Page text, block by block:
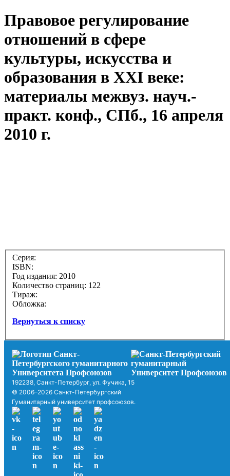
Правовое регулирование
отношений в сфере
культуры, искусства и
образования в XXI веке:
материалы межвуз. науч.-
практ. конф., СПб., 16 апреля
2010 г.
Серия:
ISBN:
Год издания: 2010
Количество страниц: 122
Тираж:
Обложка:
Вернуться к списку
192238, Санкт-Петербург, ул. Фучика, 15
© 2006–2026 Санкт-Петербургский
Гуманитарный университет профсоюзов.